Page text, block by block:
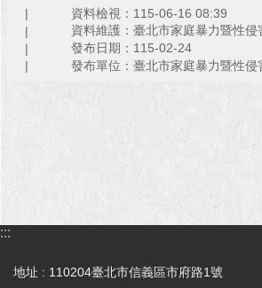
資料檢視：115-06-16 08:39
資料維護：臺北市家庭暴力暨性侵
發布日期：115-02-24
發布單位：臺北市家庭暴力暨性侵
:::
地址 : 110204臺北市信義區市府路1號